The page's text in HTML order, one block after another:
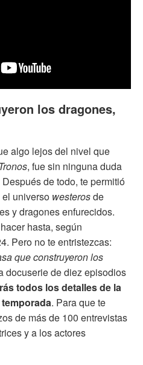
los dragones,
algo lejos del nivel que
, fue sin ninguna duda
de todo, te permitió
universo westerosde
y dragones enfurecidos.
hasta, según
Pero no te entristezcas:
que construyeron los
docuserie de diez episodios
todos los detalles de la
. Para que te
de más de 100 entrevistas
y a los actores